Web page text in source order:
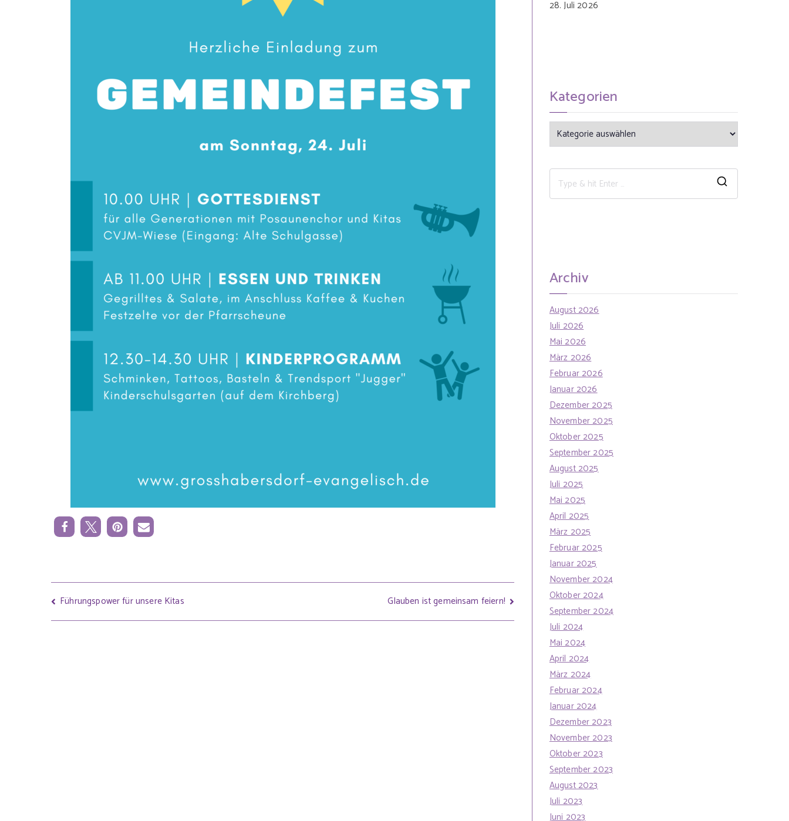
Führungspower für unsere Kitas Glauben ist gemeinsam feiern!
28. Juli 2026
Kategorien
Archiv
August 2026
Juli 2026
Mai 2026
März 2026
Februar 2026
Januar 2026
Dezember 2025
November 2025
Oktober 2025
September 2025
August 2025
Juli 2025
Mai 2025
April 2025
März 2025
Februar 2025
Januar 2025
November 2024
Oktober 2024
September 2024
Juli 2024
Mai 2024
April 2024
März 2024
Februar 2024
Januar 2024
Dezember 2023
November 2023
Oktober 2023
September 2023
August 2023
Juli 2023
Juni 2023